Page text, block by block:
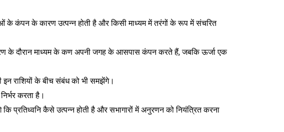
के कंपन के कारण उत्पन्न होती है और किसी माध्यम में तरंगों के रूप में संचरित
के दौरान माध्यम के कण अपनी जगह के आसपास कंपन करते हैं, जबकि ऊर्जा एक
इन राशियों के बीच संबंध को भी समझेंगे।
करता है।
प्रतिध्वनि कैसे उत्पन्न होती है और सभागारों में अनुरणन को नियंत्रित करना